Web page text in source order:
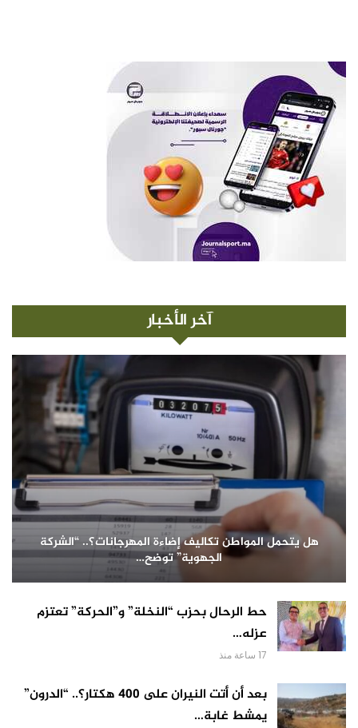
آخر الأخبار
هل يتحمل المواطن تكاليف إضاءة المهرجانات؟.. “الشركة
الجهوية” توضح…
حط الرحال بحزب “النخلة” و”الحركة” تعتزم
عزله…
17 ساعة منذ
بعد أن أتت النيران على 400 هكتار؟.. “الدرون”
يمشط غابة…